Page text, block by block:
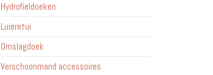
Hydrofieldoeken
Luieretui
Omslagdoek
Verschoonmand accessoires